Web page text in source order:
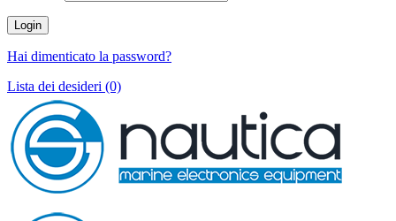
Hai dimenticato la password?
Lista dei desideri (0)